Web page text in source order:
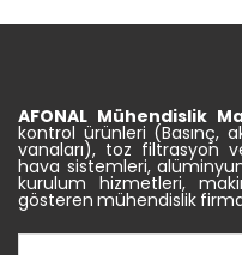
AFONAL Mühendislik
kontrol ürünleri (Basınç,
vanaları), toz filtrasyon
hava sistemleri,
kurulum hizmetleri,
gösteren mühendislik
Ara